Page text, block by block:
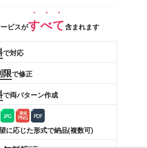
ビスがすべて含まれます
で対応
限で修正
で両パターン作成
に応じた形式で納品(複数可)